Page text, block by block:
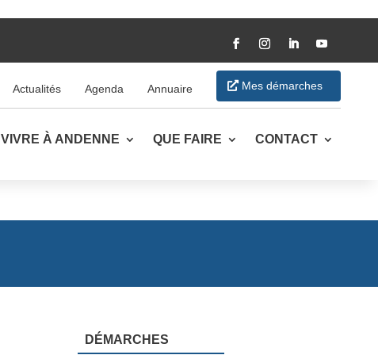
Actualités Agenda Annuaire Mes démarches
VIVRE À ANDENNE QUE FAIRE CONTACT
DÉMARCHES